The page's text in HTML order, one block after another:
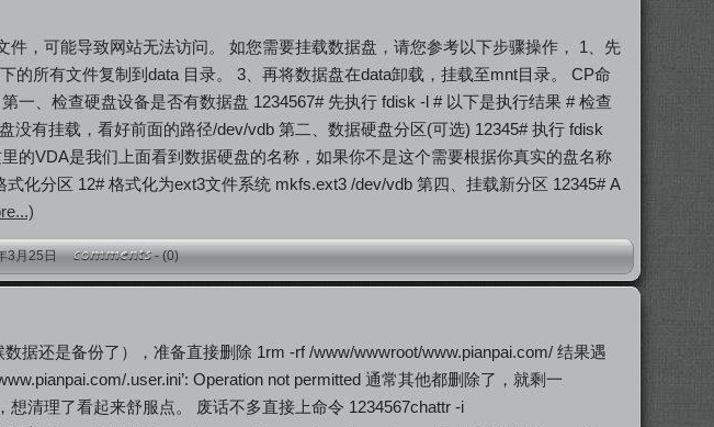
，可能导致网站无法访问。 如您需要挂载数据盘，请您参考以下步骤操作， 1、先
的所有文件复制到data 目录。 3、再将数据盘在data卸载，挂载至mnt目录。 CP命
一、检查硬盘设备是否有数据盘 1234567# 先执行 fdisk -l # 以下是执行结果 # 检查
没有挂载，看好前面的路径/dev/vdb 第二、数据硬盘分区(可选) 12345# 执行 fdisk
的VDA是我们上面看到数据硬盘的名称，如果你不是这个需要根据你真实的盘名称
化分区 12# 格式化为ext3文件系统 mkfs.ext3 /dev/vdb 第四、挂载新分区 12345# A
3月25日 -(0)
据还是备份了），准备直接删除 1rm -rf /www/wwwroot/www.pianpai.com/ 结果遇
.user.ini’: Operation not permitted 通常其他都删除了，就剩一
清理了看起来舒服点。 废话不多直接上命令 1234567chattr -i